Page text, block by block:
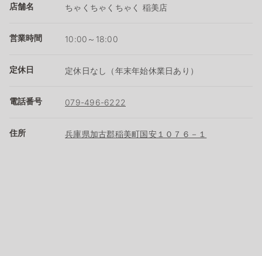
店舗名 ちゃくちゃくちゃく 稲美店
営業時間 10:00～18:00
定休日 定休日なし（年末年始休業日あり）
電話番号 079-496-6222
住所 兵庫県加古郡稲美町国安１０７６－１